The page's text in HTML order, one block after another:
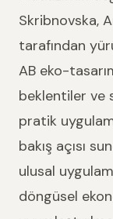
Skribnovska,
tarafından
AB eko-
beklentiler ve
pratik
bakış açısı
ulusal
döngüsel